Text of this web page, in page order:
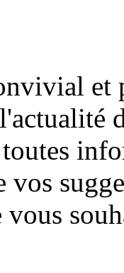
et
vos